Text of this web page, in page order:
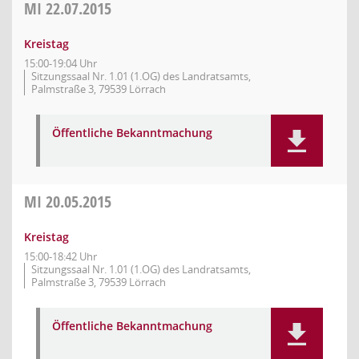
MI 22.07.2015
Kreistag
15:00-19:04 Uhr
Sitzungssaal Nr. 1.01 (1.OG) des Landratsamts,
Palmstraße 3, 79539 Lörrach
Öffentliche Bekanntmachung
MI 20.05.2015
Kreistag
15:00-18:42 Uhr
Sitzungssaal Nr. 1.01 (1.OG) des Landratsamts,
Palmstraße 3, 79539 Lörrach
Öffentliche Bekanntmachung